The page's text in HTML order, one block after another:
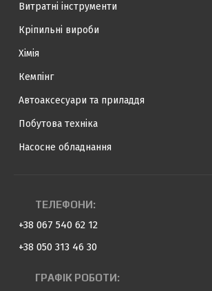
Витратні інструменти
Кріпильні вироби
Хімія
Кемпінг
Автоаксесуари та приладдя
Побутова техніка
Насосне обладнання
ТЕЛЕФОНИ:
+38 067 540 62 12
+38 050 313 46 30
ГРАФІК РОБОТИ: